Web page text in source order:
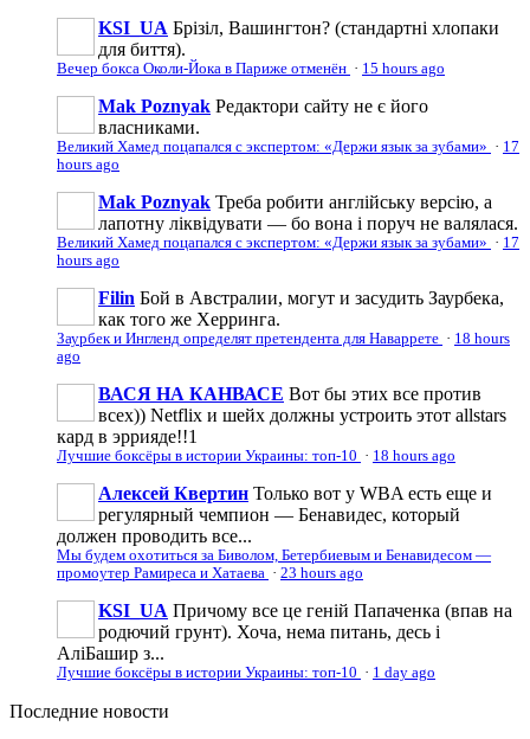
KSI_UA Брізіл, Вашингтон? (стандартні хлопаки
для биття).
Вечер бокса Околи-Йока в Париже отменён · 15 hours ago
Mak Poznyak Редактори сайту не є його
власниками.
Великий Хамед поцапался с экспертом: «Держи язык за зубами» · 17
hours ago
Mak Poznyak Треба робити англійську версію, а
лапотну ліквідувати — бо вона і поруч не валялася.
Великий Хамед поцапался с экспертом: «Держи язык за зубами» · 17
hours ago
Filin Бой в Австралии, могут и засудить Заурбека,
как того же Херринга.
Заурбек и Ингленд определят претендента для Наваррете · 18 hours
ago
ВАСЯ НА КАНВАСЕ Вот бы этих все против
всех)) Netflix и шейх должны устроить этот allstars
кард в эррияде!!1
Лучшие боксёры в истории Украины: топ-10 · 18 hours ago
Алексей Квертин Только вот у WBA есть еще и
регулярный чемпион — Бенавидес, который
должен проводить все...
Мы будем охотиться за Биволом, Бетербиевым и Бенавидесом —
промоутер Рамиреса и Хатаева · 23 hours ago
KSI_UA Причому все це геній Папаченка (впав на
родючий грунт). Хоча, нема питань, десь і
АліБашир з...
Лучшие боксёры в истории Украины: топ-10 · 1 day ago
Последние новости